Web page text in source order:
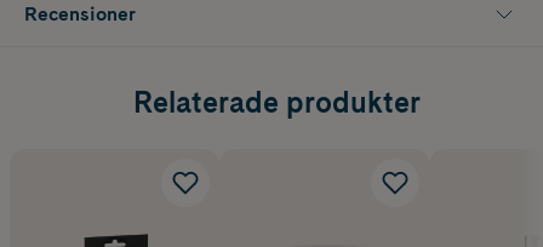
Recensioner
Relaterade produkter